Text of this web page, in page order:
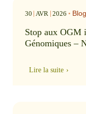
30 AVR 2026 • Blog
Stop aux OGM
Génomiques –
Lire la suite